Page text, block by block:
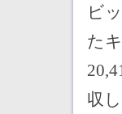
ビ
た
収